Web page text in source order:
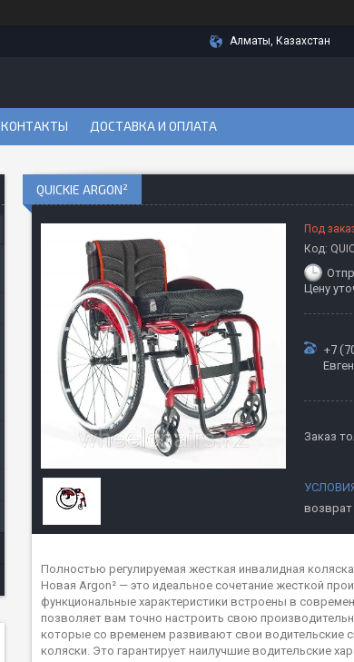
Алматы, Казахстан
КОНТАКТЫ ДОСТАВКА И ОПЛАТА
QUICKIE ARGON²
Под
Код:
Цену
+7
Заказ
возврат
Полностью регулируемая жесткая инвалидная
Новая Argon² — это идеальное сочетание жесткой
функциональные характеристики встроены в
позволяет вам точно настроить свою
которые со временем развивают свои водительские
коляски. Это гарантирует наилучшие водительские